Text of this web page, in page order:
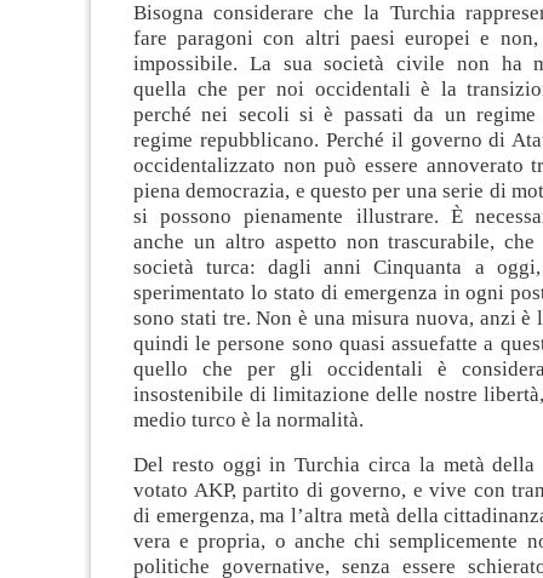
Bisogna considerare che la Turchia
fare paragoni con altri paesi europei e non,
impossibile. La sua società civile non ha
quella che per noi occidentali è la
perché nei secoli si è passati da un
regime repubblicano. Perché il governo di
occidentalizzato non può essere annoverato
piena democrazia, e questo per una serie di
si possono pienamente illustrare. È
anche un altro aspetto non trascurabile,
società turca: dagli anni Cinquanta a
sperimentato lo stato di emergenza in ogni
sono stati tre. Non è una misura nuova, anzi è
quindi le persone sono quasi assuefatte a
quello che per gli occidentali è
insostenibile di limitazione delle nostre
medio turco è la normalità.
Del resto oggi in Turchia circa la metà della
votato AKP, partito di governo, e vive con
di emergenza, ma l’altra metà della
vera e propria, o anche chi semplicemente
politiche governative, senza essere